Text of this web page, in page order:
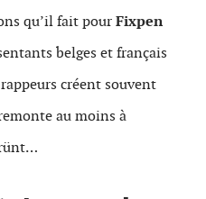
qu’il fait pourFixpen
belges et français
créent souvent
au moins à